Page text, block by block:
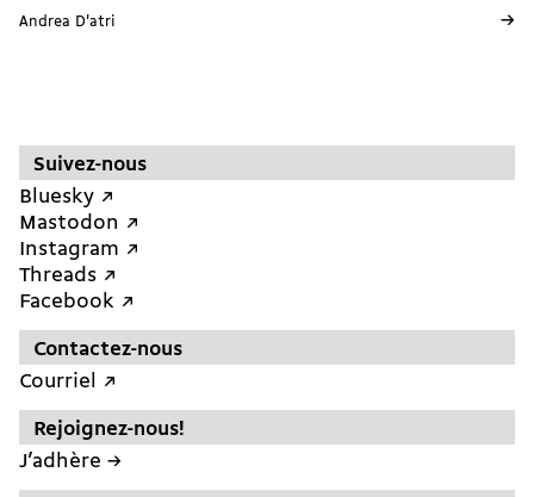
Andrea D'atri →
Suivez-nous
Bluesky ↗︎
Mastodon ↗︎
Instagram ↗︎
Threads ↗︎
Facebook ↗︎
Contactez-nous
Courriel ↗︎
Rejoignez-nous!
J’adhère →